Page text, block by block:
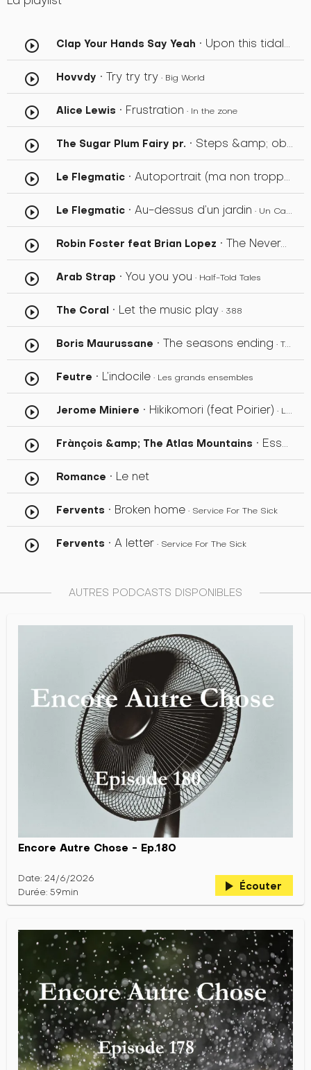
play_circle_outline Clap Your Hands Say Yeah • Upon this tidal wave of young blood
play_circle_outline Hovvdy • Try try try • Big World
play_circle_outline Alice Lewis • Frustration • In the zone
play_circle_outline The Sugar Plum Fairy pr. • Steps &amp; obstacles
play_circle_outline Le Flegmatic • Autoportrait (ma non troppo)
play_circle_outline Le Flegmatic • Au-dessus d’un jardin • Un Cambio de Perspectiva
play_circle_outline Robin Foster feat Brian Lopez • The Neverender
play_circle_outline Arab Strap • You you you • Half-Told Tales
play_circle_outline The Coral • Let the music play • 388
play_circle_outline Boris Maurussane • The seasons ending • Tears of English Town
play_circle_outline Feutre • L’indocile • Les grands ensembles
play_circle_outline Jerome Miniere • Hikikomori (feat Poirier) • La dérive des rêves
play_circle_outline Frànçois &amp; The Atlas Mountains • Essaie Maintenant
play_circle_outline Romance • Le net
play_circle_outline Fervents • Broken home • Service For The Sick
play_circle_outline Fervents • A letter • Service For The Sick
AUTRES PODCASTS DISPONIBLES
Encore Autre Chose - Ep.180
Date: 24/6/2026
Durée: 59min
play_arrow Écouter